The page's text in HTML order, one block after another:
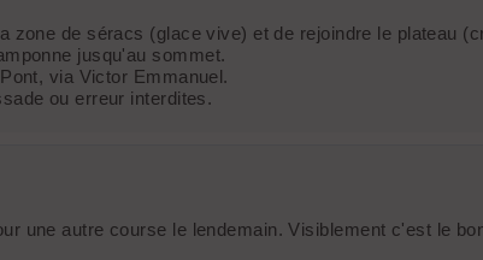
de séracs (glace vive) et de rejoindre le plateau
jusqu'au sommet.
via Victor Emmanuel.
ou erreur interdites.
une autre course le lendemain. Visiblement c'est le